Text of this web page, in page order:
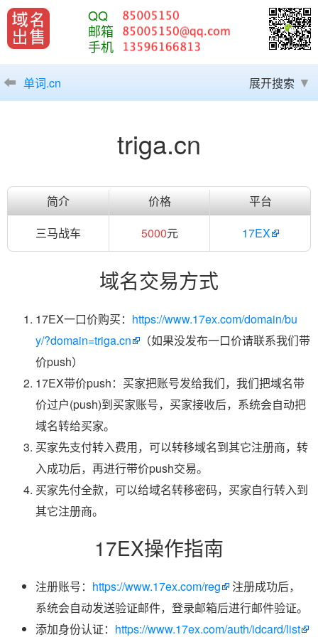
QQ
邮箱
手机
单词.cn 展开搜索
triga.cn
简介 价格
平台
三马战车
5000元 17EX
域名交易方式
17EX一口价购买： https://www.17ex.com/domain/bu
y/?domain=triga.cn
（如果没发布一口价请联系我们带
价push）
17EX带价push：买家把账号发给我们，我们把域名带
价过户(push)到买家账号，买家接收后，系统会自动把
域名转给买家。
买家先支付转入费用，可以转移域名到其它注册商，转
入成功后，再进行带价push交易。
买家先付全款，可以给域名转移密码，买家自行转入到
其它注册商。
17EX操作指南
注册账号： https://www.17ex.com/reg
注册成功后，
系统会自动发送验证邮件，登录邮箱后进行邮件验证。
添加身份认证： https://www.17ex.com/auth/idcard/list